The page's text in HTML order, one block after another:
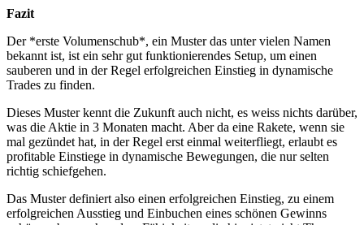
Fazit
Der *erste Volumenschub*, ein Muster das unter vielen Namen
bekannt ist, ist ein sehr gut funktionierendes Setup, um einen
sauberen und in der Regel erfolgreichen Einstieg in dynamische
Trades zu finden.
Dieses Muster kennt die Zukunft auch nicht, es weiss nichts darüber,
was die Aktie in 3 Monaten macht. Aber da eine Rakete, wenn sie
mal gezündet hat, in der Regel erst einmal weiterfliegt, erlaubt es
profitable Einstiege in dynamische Bewegungen, die nur selten
richtig schiefgehen.
Das Muster definiert also einen erfolgreichen Einstieg, zu einem
erfolgreichen Ausstieg und Einbuchen eines schönen Gewinns